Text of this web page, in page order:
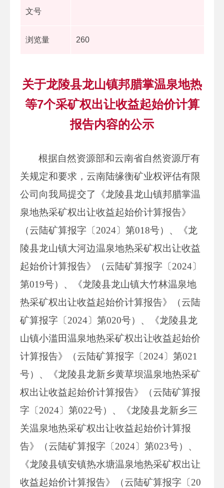
文号
浏览量 260
关于龙陵县龙山镇邦腊掌温泉地热
等7个采矿权出让收益起始价计算
报告内容的公示
根据自然资源部和云南省自然资源厅有
关规定和要求，云南陆缘衡矿业权评估有限
公司向我局提交了《龙陵县龙山镇邦腊掌温
泉地热采矿权出让收益起始价计算报告》
（云陆矿算报字〔2024〕第018号）、《龙
陵县龙山镇大河边温泉地热采矿权出让收益
起始价计算报告》（云陆矿算报字〔2024〕
第019号）、《龙陵县龙山镇大竹林温泉地
热采矿权出让收益起始价计算报告》（云陆
矿算报字〔2024〕第020号）、《龙陵县龙
山镇小滥田温泉地热采矿权出让收益起始价
计算报告》（云陆矿算报字〔2024〕第021
号）、《龙陵县龙新乡黄草坝温泉地热采矿
权出让收益起始价计算报告》（云陆矿算报
字〔2024〕第022号）、《龙陵县龙新乡三
关温泉地热采矿权出让收益起始价计算报
告》（云陆矿算报字〔2024〕第023号）、
《龙陵县镇安镇热水塘温泉地热采矿权出让
收益起始价计算报告》（云陆矿算报字〔20